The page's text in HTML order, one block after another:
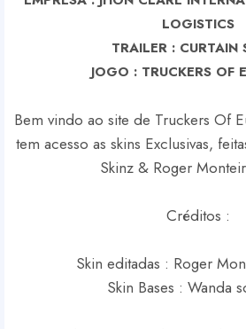
LOGISTICS
TRAILER : CURTAIN
JOGO : TRUCKERS OF
Bem vindo ao site de Truckers Of
tem acesso as skins Exclusivas,
Skinz & Roger
Créditos :
Skin editadas : Roger
Skin Bases : Wanda